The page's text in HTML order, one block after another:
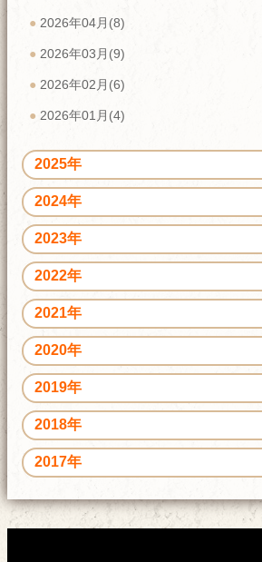
2026年04月(8)
2026年03月(9)
2026年02月(6)
2026年01月(4)
2025年
2024年
2023年
2022年
2021年
2020年
2019年
2018年
2017年